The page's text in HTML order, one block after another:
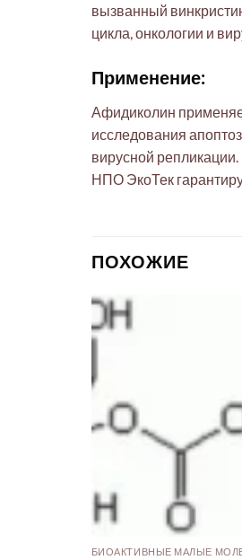
вызванный
цикла, онкологии и
Применение:
Афидиколин
исследования
вирусной
НПО ЭкоТек
ПОХОЖИЕ
БИОАКТИВНЫЕ МАЛЫЕ